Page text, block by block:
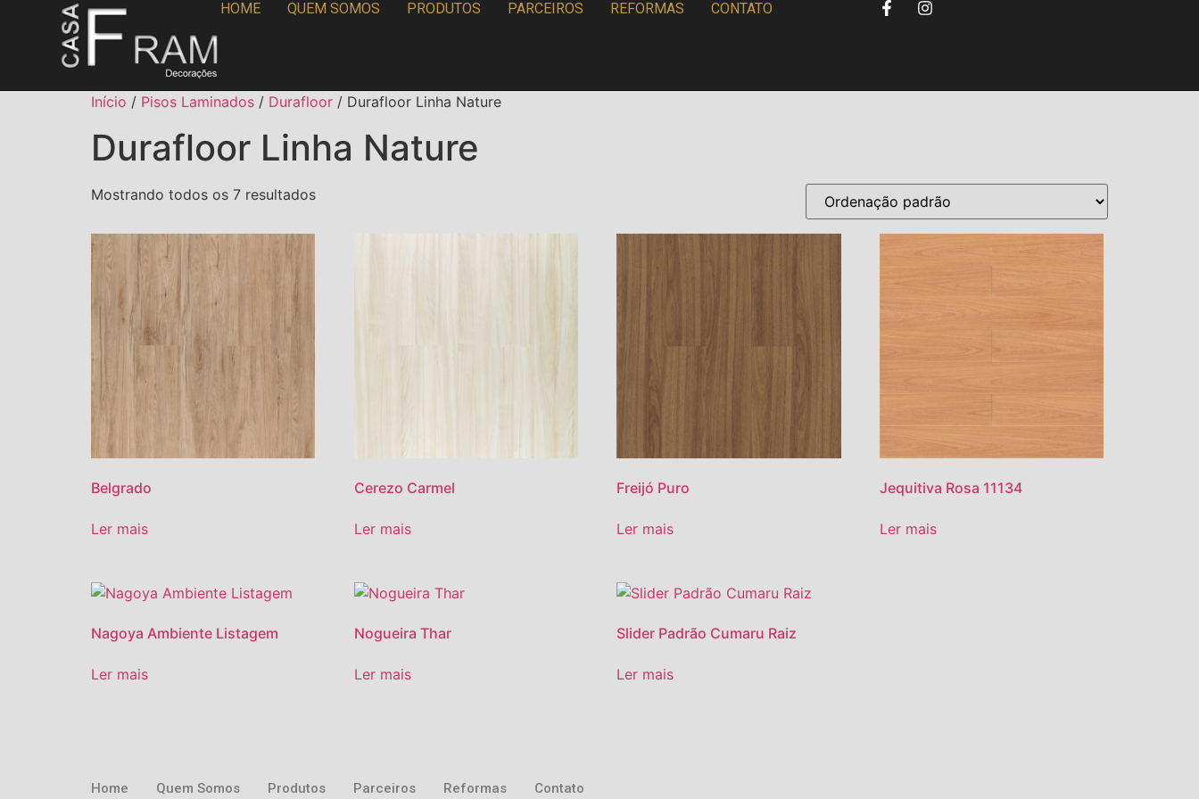
HOME QUEM SOMOS PRODUTOS PARCEIROS REFORMAS CONTATO
Início / Pisos Laminados / Durafloor / Durafloor Linha Nature
Durafloor Linha Nature
Mostrando todos os 7 resultados
Belgrado
Ler mais
Cerezo Carmel
Ler mais
Freijó Puro
Ler mais
Jequitiva Rosa 11134
Ler mais
Nagoya Ambiente Listagem
Ler mais
Nogueira Thar
Ler mais
Slider Padrão Cumaru Raiz
Ler mais
Home Quem Somos Produtos Parceiros Reformas Contato